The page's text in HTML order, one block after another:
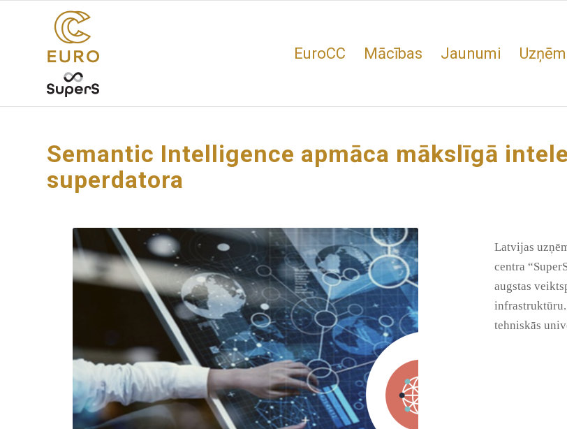
EuroCC Mācības Jaunumi
Semantic Intelligence apmāca mākslīgā
superdatora
Latvijas
centra
augstas
infrastruktūru.
tehniskās